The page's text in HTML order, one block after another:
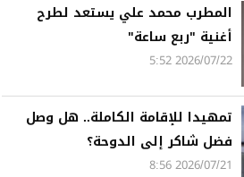
المطرب محمد علي يستعد لطرح
أغنية "ربع ساعة"
2026/07/22 5:52
تمهيدا للإقامة الكاملة.. هل وصل
فضل شاكر إلى الدوحة؟
2026/07/21 8:56